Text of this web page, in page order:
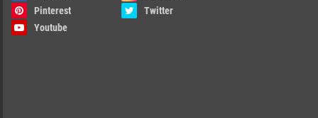
Pinterest
Twitter
Youtube